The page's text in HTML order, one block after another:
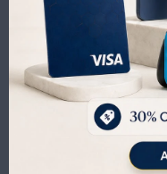
94 41
UYU 66
UYU 80